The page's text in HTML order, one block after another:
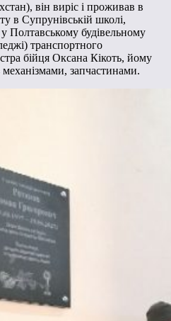
він виріс і проживав в
в Супрунівській школі,
Полтавському будівельному
транспортного
бійця Оксана Кікоть, йому
запчастинами.